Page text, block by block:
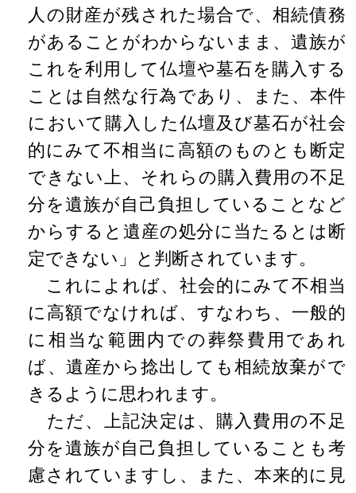
人の財産が残された場合で、相続債務
があることがわからないまま、遺族が
これを利用して仏壇や墓石を購入する
ことは自然な行為であり、また、本件
において購入した仏壇及び墓石が社会
的にみて不相当に高額のものとも断定
できない上、それらの購入費用の不足
分を遺族が自己負担していることなど
からすると遺産の処分に当たるとは断
定できない」と判断されています。
これによれば、社会的にみて不相当
に高額でなければ、すなわち、一般的
に相当な範囲内での葬祭費用であれ
ば、遺産から捻出しても相続放棄がで
きるように思われます。
ただ、上記決定は、購入費用の不足
分を遺族が自己負担していることも考
慮されていますし、また、本来的に見